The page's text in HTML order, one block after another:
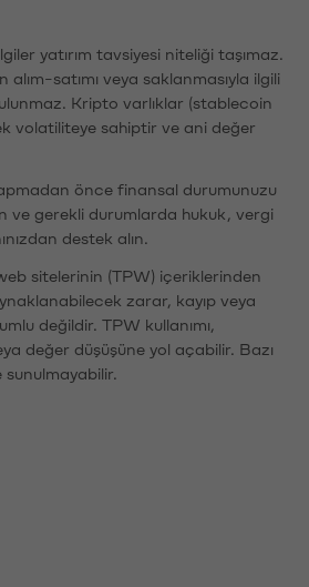
yatırım tavsiyesi niteliği taşımaz.
alım-satımı veya saklanmasıyla ilgili
Kripto varlıklar (stablecoin
volatiliteye sahiptir ve ani değer
önce finansal durumunuzu
ve gerekli durumlarda hukuk, vergi
destek alın.
sitelerinin (TPW) içeriklerinden
zarar, kayıp veya
değildir. TPW kullanımı,
değer düşüşüne yol açabilir. Bazı